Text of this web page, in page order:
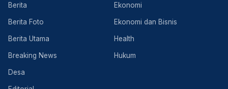
Berita
Berita Foto
Berita Utama
Breaking News
Desa
Ekonomi
Ekonomi dan Bisnis
Health
Hukum